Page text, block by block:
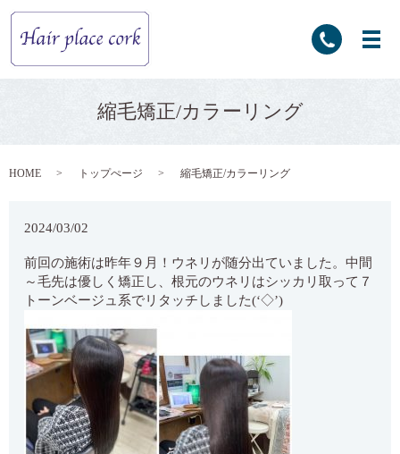
縮毛矯正/カラーリング
HOME トップぺージ 縮毛矯正/カラーリング
2024/03/02
前回の施術は昨年９月！ウネリが随分出ていました。中間
～毛先は優しく矯正し、根元のウネリはシッカリ取って７
トーンベージュ系でリタッチしました(‘◇’)ゞ